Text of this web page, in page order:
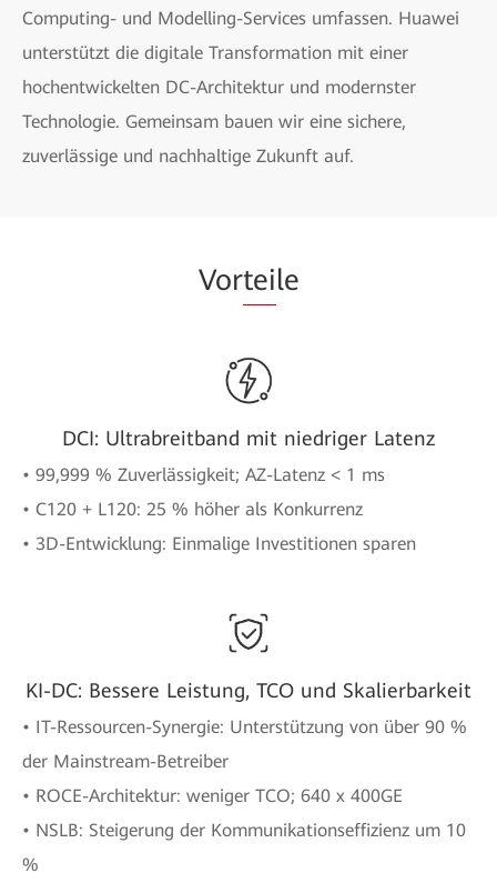
Computing- und Modelling-Services umfassen. Huawei
unterstützt die digitale Transformation mit einer
hochentwickelten DC-Architektur und modernster
Technologie. Gemeinsam bauen wir eine sichere,
zuverlässige und nachhaltige Zukunft auf.
Vorteile
DCI: Ultrabreitband mit niedriger Latenz
• 99,999 % Zuverlässigkeit; AZ-Latenz < 1 ms
• C120 + L120: 25 % höher als Konkurrenz
• 3D-Entwicklung: Einmalige Investitionen sparen
KI-DC: Bessere Leistung, TCO und Skalierbarkeit
• IT-Ressourcen-Synergie: Unterstützung von über 90 %
der Mainstream-Betreiber
• ROCE-Architektur: weniger TCO; 640 x 400GE
• NSLB: Steigerung der Kommunikationseffizienz um 10
%